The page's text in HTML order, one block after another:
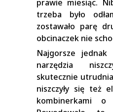
prawie miesiąc.
trzeba było
zostawało parę
obcinaczek nie
Najgorsze
narzędzia
skutecznie
niszczyły się też
kombinerkami o